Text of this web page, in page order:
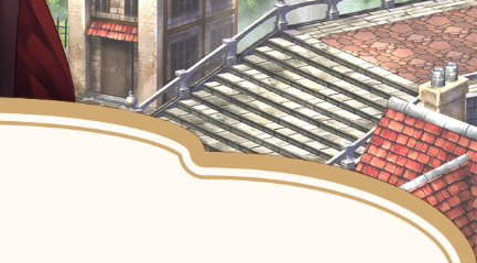
會員中心
客服中心